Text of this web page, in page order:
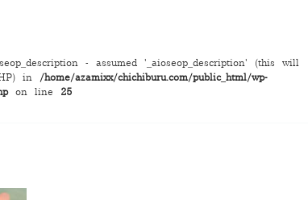
- assumed '_aioseop_description' (this will
in
/home/azamixx/chichiburu.com/public_html/wp-
on line 25